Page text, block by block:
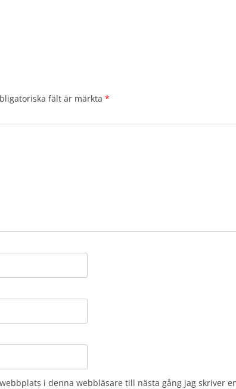
fält är märkta *
i denna webbläsare till nästa gång jag skriver